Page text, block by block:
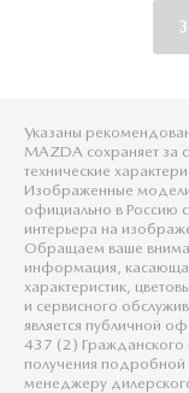
Указаны
MAZDA сохраняет за
технические
Изображенные модели
официально в Россию
интерьера на
Обращаем ваше
информация,
характеристик,
и сервисного
является публичной
437 (2) Гражданского
получения
менеджеру